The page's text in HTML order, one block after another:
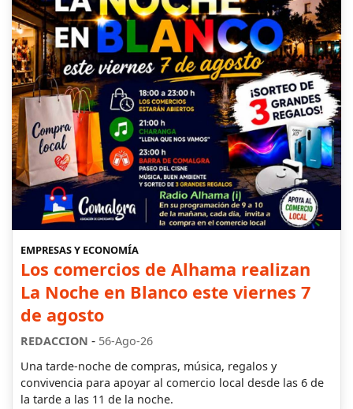
EMPRESAS Y ECONOMÍA
Los comercios de Alhama realizan
La Noche en Blanco este viernes 7
de agosto
REDACCION - 56-Ago-26
Una tarde-noche de compras, música, regalos y
convivencia para apoyar al comercio local desde las 6 de
la tarde a las 11 de la noche.